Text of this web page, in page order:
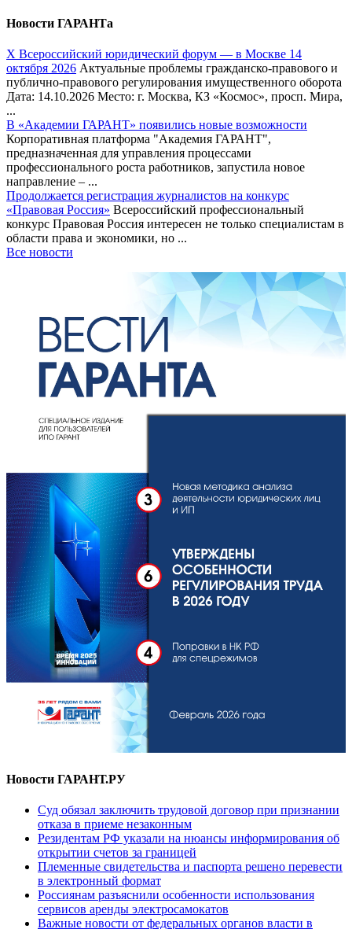
Новости ГАРАНТа
Х Всероссийский юридический форум — в Москве 14
октября 2026 Актуальные проблемы гражданско-правового и
публично-правового регулирования имущественного оборота
Дата: 14.10.2026 Место: г. Москва, КЗ «Космос», просп. Мира,
...
В «Академии ГАРАНТ» появились новые возможности
Корпоративная платформа "Академия ГАРАНТ",
предназначенная для управления процессами
профессионального роста работников, запустила новое
направление – ...
Продолжается регистрация журналистов на конкурс
«Правовая Россия» Всероссийский профессиональный
конкурс Правовая Россия интересен не только специалистам в
области права и экономики, но ...
Все новости
Новости ГАРАНТ.РУ
Суд обязал заключить трудовой договор при признании
отказа в приеме незаконным
Резидентам РФ указали на нюансы информирования об
открытии счетов за границей
Племенные свидетельства и паспорта решено перевести
в электронный формат
Россиянам разъяснили особенности использования
сервисов аренды электросамокатов
Важные новости от федеральных органов власти в